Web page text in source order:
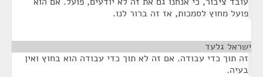
פועל מחוץ לסמכות, אז זה ברור לנו.
ישראל גלעד
זה תוך כדי עבודה. אם זה לא תוך כדי עבודה הוא בחוץ ואין
בעיה.